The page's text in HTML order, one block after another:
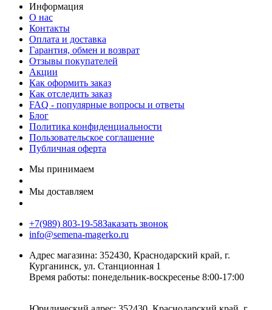
Информация
О нас
Контакты
Оплата и доставка
Гарантия, обмен и возврат
Отзывы покупателей
Акции
Как оформить заказ
Как отследить заказ
FAQ - популярные вопросы и ответы
Блог
Политика конфиденциальности
Пользовательское соглашение
Публичная оферта
Мы принимаем
Мы доставляем
+7(989) 803-19-58Заказать звонок
info@semena-magerko.ru
Адрес магазина: 352430, Краснодарский край, г.
Курганинск, ул. Станционная 1
Время работы: понедельник-воскресенье 8:00-17:00